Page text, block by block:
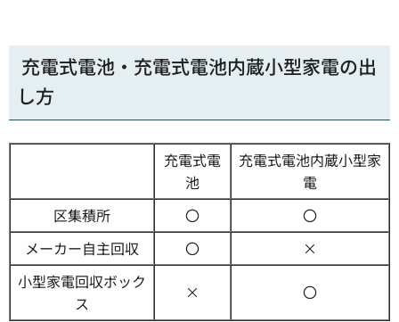
充電式電池・充電式電池内蔵小型家電の出
し方
充電式電
池
充電式電池内蔵小型家
電
区集積所
〇
〇
メーカー自主回収
〇
×
小型家電回収ボック
ス
× 〇